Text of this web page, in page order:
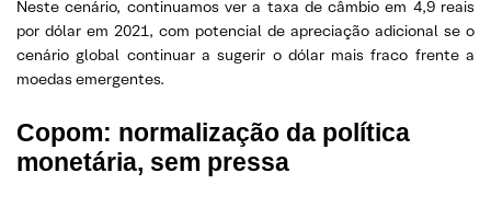
Neste cenário, continuamos ver a taxa de câmbio em 4,9 reais
por dólar em 2021, com potencial de apreciação adicional se o
cenário global continuar a sugerir o dólar mais fraco frente a
moedas emergentes.
Copom: normalização da política
monetária, sem pressa